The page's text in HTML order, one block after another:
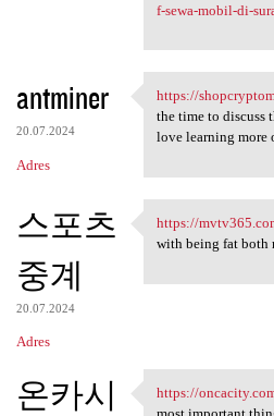
f-sewa-mobil-di-
antminer
20.07.2024
Adres
https://
https://
the time to discuss
love learning more
스포츠
중계
20.07.2024
Adres
https://
https://
with being fat both
온카시
https://
https://